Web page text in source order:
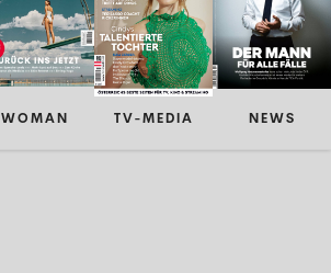
WOMAN TV-MEDIA NEWS